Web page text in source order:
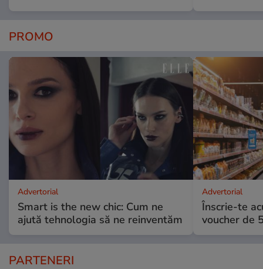
PROMO
Advertorial
Smart is the new chic: Cum ne
ajută tehnologia să ne reinventăm
Advertorial
Înscrie-te
voucher de
PARTENERI